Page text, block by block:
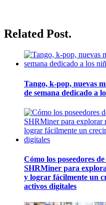
Related Post.
Tango, k-pop, nuevas
de semana dedicado a
Cómo los poseedores
SHRMiner para
y lograr fácilmente un
activos digitales